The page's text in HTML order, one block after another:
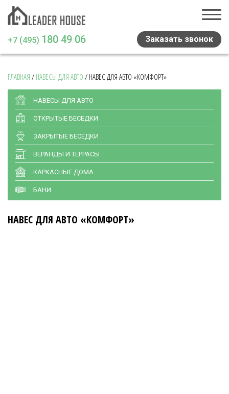
+7 (495) 180 49 06 Заказать звонок
Главная
Проекты домов
Навесы и беседки
Медиа
Отзывы
Статьи
ГЛАВНАЯ / НАВЕСЫ ДЛЯ АВТО / НАВЕС ДЛЯ АВТО «КОМФОРТ»
НАВЕСЫ ДЛЯ АВТО
ОТКРЫТЫЕ БЕСЕДКИ
ЗАКРЫТЫЕ БЕСЕДКИ
ВЕРАНДЫ И ТЕРРАСЫ
КАРКАСНЫЕ ДОМА
БАНИ
НАВЕС ДЛЯ АВТО «КОМФОРТ»